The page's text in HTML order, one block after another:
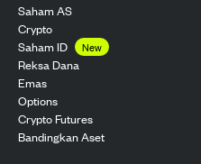
Saham AS
Crypto
Saham ID
New
Reksa Dana
Emas
Options
Crypto Futures
Bandingkan Aset